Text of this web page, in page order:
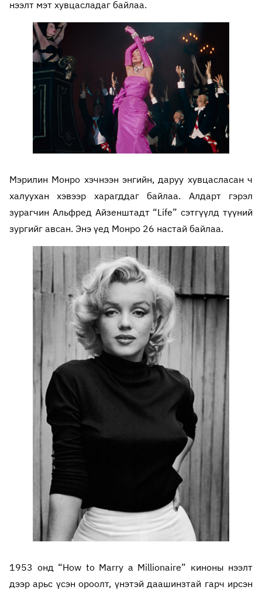
нээлт мэт хувцасладаг байлаа.
Мэрилин Монро хэчнээн энгийн, даруу хувцасласан ч
халуухан хэвээр харагддаг байлаа. Алдарт гэрэл
зурагчин Альфред Айзенштадт “Life” сэтгүүлд түүний
зургийг авсан. Энэ үед Монро 26 настай байлаа.
1953 онд “How to Marry a Millionaire” киноны нээлт
дээр арьс үсэн ороолт, үнэтэй даашинзтай гарч ирсэн